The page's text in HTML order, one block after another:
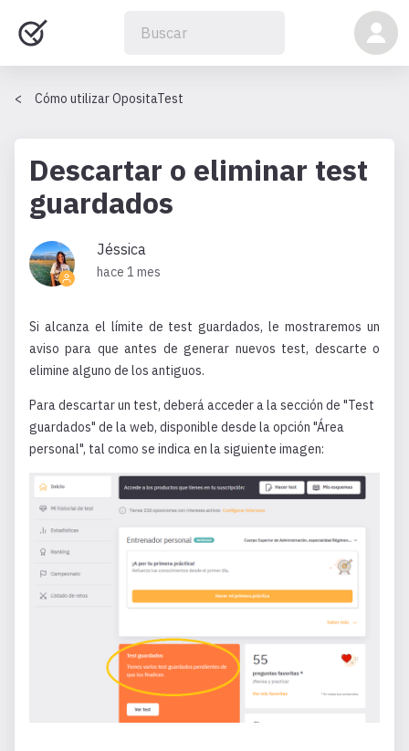
Cómo utilizar OpositaTest
Descartar o eliminar test
guardados
Jéssica
hace 1 mes
Si alcanza el límite de test guardados, le mostraremos un
aviso para que antes de generar nuevos test, descarte o
elimine alguno de los antiguos.
Para descartar un test, deberá acceder a la sección de "Test
guardados" de la web, disponible desde la opción "Área
personal", tal como se indica en la siguiente imagen: